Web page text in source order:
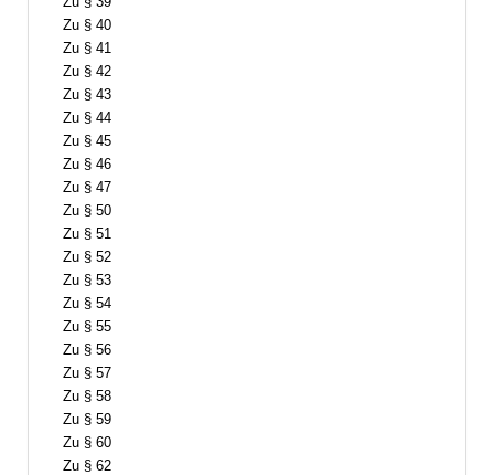
Zu § 40
Zu § 41
Zu § 42
Zu § 43
Zu § 44
Zu § 45
Zu § 46
Zu § 47
Zu § 50
Zu § 51
Zu § 52
Zu § 53
Zu § 54
Zu § 55
Zu § 56
Zu § 57
Zu § 58
Zu § 59
Zu § 60
Zu § 62